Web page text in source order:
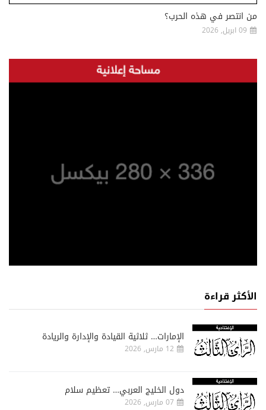
من انتصر في هذه الحرب؟
09 ابريل, 2026
الأكثر قراءة
الإمارات… ثلاثية القيادة والإدارة والريادة
12 مارس, 2026
دول الخليج العربي… تعظيم سلام
07 مارس, 2026